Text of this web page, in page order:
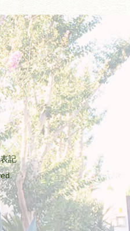
記